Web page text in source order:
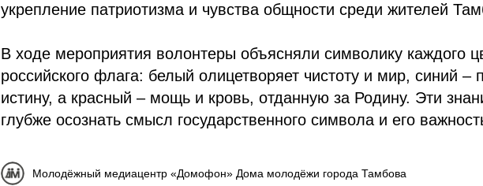
укрепление патриотизма и чувства общности среди жителей
В ходе мероприятия волонтеры объясняли символику каждого
российского флага: белый олицетворяет чистоту и мир, синий –
истину, а красный – мощь и кровь, отданную за Родину. Эти
глубже осознать смысл государственного символа и его
Молодёжный медиацентр «Домофон» Дома молодёжи города Тамбова